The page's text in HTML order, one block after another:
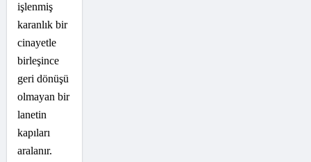
işlenmiş
karanlık bir
cinayetle
birleşince
geri dönüşü
olmayan bir
lanetin
kapıları
aralanır.